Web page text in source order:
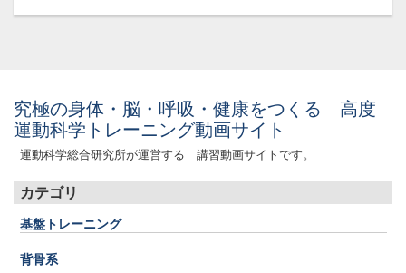
究極の身体・脳・呼吸・健康をつくる 高度
運動科学トレーニング動画サイト
運動科学総合研究所が運営する 講習動画サイトです。
カテゴリ
基盤トレーニング
背骨系